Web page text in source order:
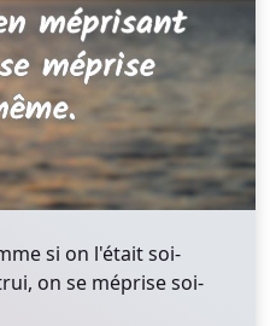
si on l'était soi-
on se méprise soi-